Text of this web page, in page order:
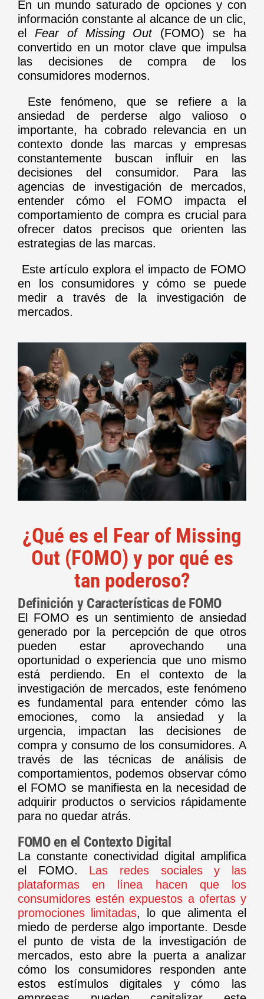
En un mundo saturado de opciones y con
información constante al alcance de un clic,
el Fear of Missing Out(FOMO) se ha
convertido en un motor clave que impulsa
las decisiones de compra de los
consumidores modernos.
Este fenómeno, que se refiere a la
ansiedad de perderse algo valioso o
importante, ha cobrado relevancia en un
contexto donde las marcas y empresas
constantemente buscan influir en las
decisiones del consumidor. Para las
agencias de investigación de mercados,
entender cómo el FOMO impacta el
comportamiento de compra es crucial para
ofrecer datos precisos que orienten las
estrategias de las marcas.
Este artículo explora el impacto de FOMO
en los consumidores y cómo se puede
medir a través de la investigación de
mercados.
¿Qué es el Fear of Missing
Out (FOMO) y por qué es
tan poderoso?
Definición y Características de FOMO
El FOMO es un sentimiento de ansiedad
generado por la percepción de que otros
pueden estar aprovechando una
oportunidad o experiencia que uno mismo
está perdiendo. En el contexto de la
investigación de mercados, este fenómeno
es fundamental para entender cómo las
emociones, como la ansiedad y la
urgencia, impactan las decisiones de
compra y consumo de los consumidores. A
través de las técnicas de análisis de
comportamientos, podemos observar cómo
el FOMO se manifiesta en la necesidad de
adquirir productos o servicios rápidamente
para no quedar atrás.
FOMO en el Contexto Digital
La constante conectividad digital amplifica
el FOMO. Las redes sociales y las
plataformas en línea hacen que los
consumidores estén expuestos a ofertas y
promociones limitadas, lo que alimenta el
miedo de perderse algo importante. Desde
el punto de vista de la investigación de
mercados, esto abre la puerta a analizar
cómo los consumidores responden ante
estos estímulos digitales y cómo las